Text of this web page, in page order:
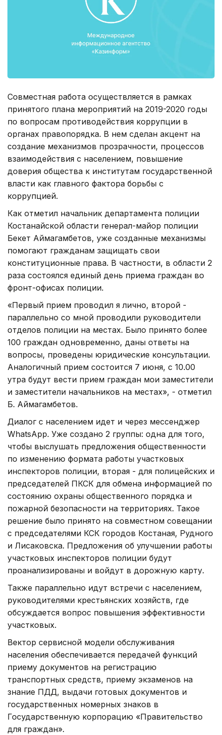
Совместная работа осуществляется в рамках
принятого плана мероприятий на 2019-2020 годы
по вопросам противодействия коррупции в
органах правопорядка. В нем сделан акцент на
создание механизмов прозрачности, процессов
взаимодействия с населением, повышение
доверия общества к институтам государственной
власти как главного фактора борьбы с
коррупцией.
Как отметил начальник департамента полиции
Костанайской области генерал-майор полиции
Бекет Аймагамбетов, уже созданные механизмы
помогают гражданам защищать свои
конституционные права. В частности, в области 2
раза состоялся единый день приема граждан во
фронт-офисах полиции.
«Первый прием проводил я лично, второй -
параллельно со мной проводили руководители
отделов полиции на местах. Было принято более
100 граждан одновременно, даны ответы на
вопросы, проведены юридические консультации.
Аналогичный прием состоится 7 июня, с 10.00
утра будут вести прием граждан мои заместители
и заместители начальников на местах», - отметил
Б. Аймагамбетов.
Диалог с населением идет и через мессенджер
WhatsApp. Уже создано 2 группы: одна для того,
чтобы выслушать предложения общественности
по изменению формата работы участковых
инспекторов полиции, вторая - для полицейских и
председателей ПКСК для обмена информацией по
состоянию охраны общественного порядка и
пожарной безопасности на территориях. Такое
решение было принято на совместном совещании
с председателями КСК городов Костаная, Рудного
и Лисаковска. Предложения об улучшении работы
участковых инспекторов полиции будут
проанализированы и войдут в дорожную карту.
Также параллельно идут встречи с населением,
руководителями крестьянских хозяйств, где
обсуждается вопрос повышения эффективности
участковых.
Вектор сервисной модели обслуживания
населения обеспечивается передачей функций
приему документов на регистрацию
транспортных средств, приему экзаменов на
знание ПДД, выдачи готовых документов и
государственных номерных знаков в
Государственную корпорацию «Правительство
для граждан».